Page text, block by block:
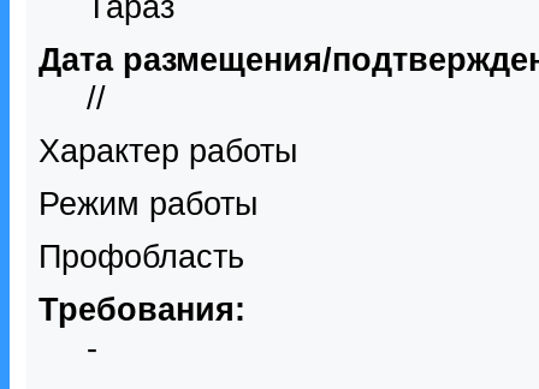
Дата размещения/
//
Характер работы
Режим работы
Профобласть
Требования:
-